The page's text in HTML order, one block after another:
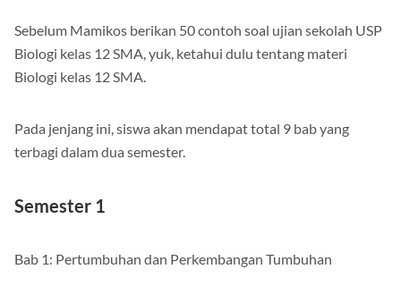
Sebelum Mamikos berikan 50 contoh soal ujian sekolah USP
Biologi kelas 12 SMA, yuk, ketahui dulu tentang materi
Biologi kelas 12 SMA.
Pada jenjang ini, siswa akan mendapat total 9 bab yang
terbagi dalam dua semester.
Semester 1
Bab 1: Pertumbuhan dan Perkembangan Tumbuhan